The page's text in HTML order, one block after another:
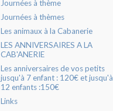
Journées à thème
Journées à thèmes
Les animaux à la Cabanerie
LES ANNIVERSAIRES A LA
CAB'ANERIE
Les anniversaires de vos petits
jusqu'à 7 enfant : 120€ et jusqu'à
12 enfants :150€
Links